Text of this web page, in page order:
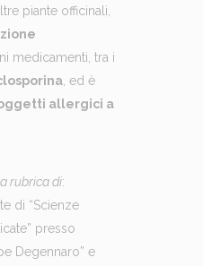
piante officinali,
medicamenti, tra i
, ed è
allergici a
rubrica di:
di “Scienze
presso
Degennaro” e